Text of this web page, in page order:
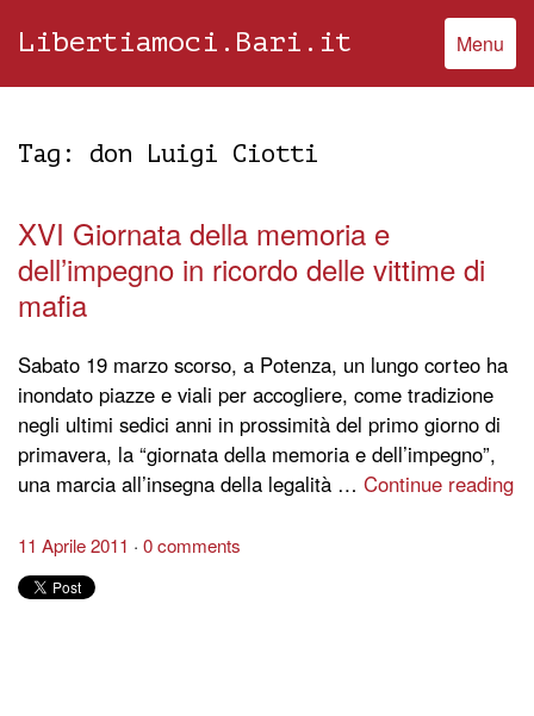
Libertiamoci.Bari.it Menu
Tag: don Luigi Ciotti
XVI Giornata della memoria e
dell’impegno in ricordo delle vittime di
mafia
Sabato 19 marzo scorso, a Potenza, un lungo corteo ha
inondato piazze e viali per accogliere, come tradizione
negli ultimi sedici anni in prossimità del primo giorno di
primavera, la “giornata della memoria e dell’impegno”,
una marcia all’insegna della legalità … Continue reading
11 Aprile 2011 0 comments